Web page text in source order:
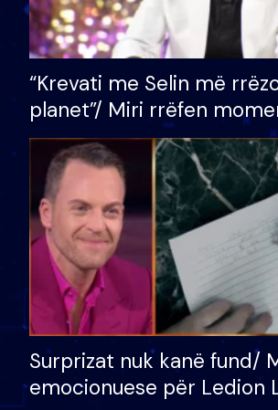
“Krevati me Selin më
planet”/ Miri rrëfen
bukura në shtëpinë e BB
mungojë zilja e mëngjesit
Surprizat nuk kanë fund/
emocionuese për Ledion